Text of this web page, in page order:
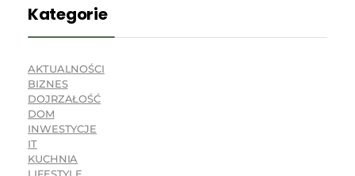
Kategorie
AKTUALNOŚCI
BIZNES
DOJRZAŁOŚĆ
DOM
INWESTYCJE
IT
KUCHNIA